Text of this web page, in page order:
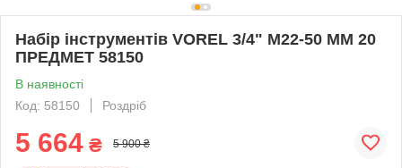
Набір інструментів VOREL 3/4" М22-50 ММ 20
ПРЕДМЕТ 58150
В наявності
Код: 58150
Роздріб
5 664 ₴ 5 900 ₴